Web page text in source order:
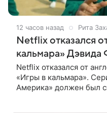
12 часов назад Рита
Netflix отказался
кальмара» Дэвида
Netflix отказался от
«Игры в кальмара».
Америка» должен был